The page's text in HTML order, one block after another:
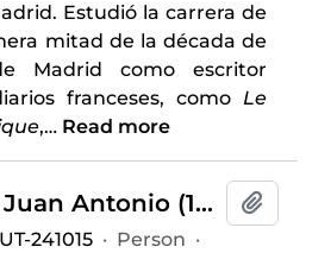
Estudió la carrera de
mitad de la década de
Madrid como escritor
franceses, como Le
,… Read more
Vallejo-Nágera, Juan Antonio (1926-1990)
241015 · Person ·